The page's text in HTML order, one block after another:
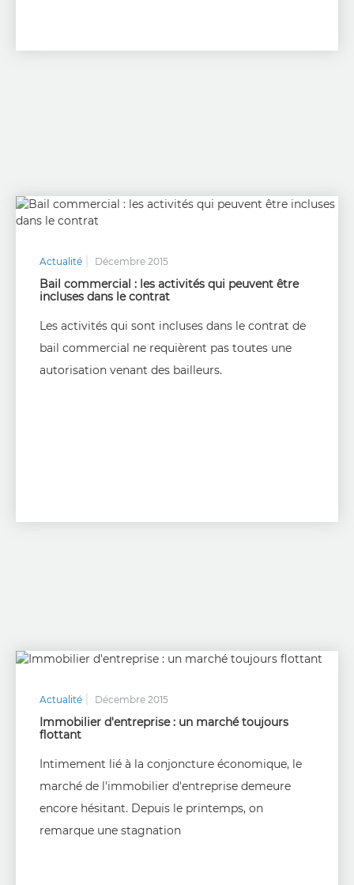
Actualité Décembre 2015
Bail commercial : les activités qui peuvent être
incluses dans le contrat
Les activités qui sont incluses dans le contrat de
bail commercial ne requièrent pas toutes une
autorisation venant des bailleurs.
Actualité Décembre 2015
Immobilier d'entreprise : un marché toujours
flottant
Intimement lié à la conjoncture économique, le
marché de l'immobilier d'entreprise demeure
encore hésitant. Depuis le printemps, on
remarque une stagnation